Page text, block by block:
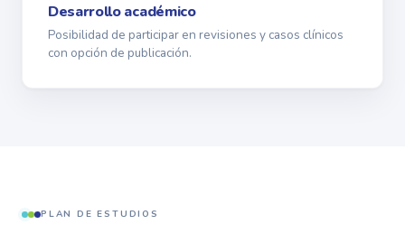
Desarrollo académico
Posibilidad de participar en revisiones y casos clínicos
con opción de publicación.
PLAN DE ESTUDIOS